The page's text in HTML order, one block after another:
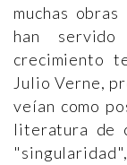
muchas
han
crecimiento
Julio Verne,
veían como
literatura de